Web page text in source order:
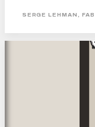
dense ! Aux commandes
lehman qu'il n'existe plus
SERGE LEHMAN,